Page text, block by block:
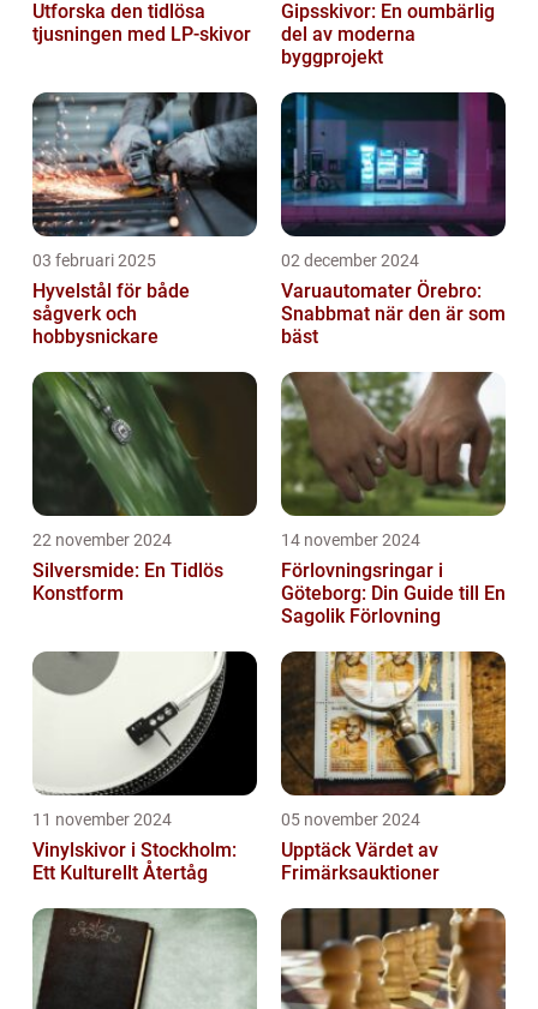
Utforska den tidlösa
tjusningen med LP-skivor
Gipsskivor: En oumbärlig
del av moderna
byggprojekt
03 februari 2025
Hyvelstål för både
sågverk och
hobbysnickare
02 december 2024
Varuautomater Örebro:
Snabbmat när den är som
bäst
22 november 2024
Silversmide: En Tidlös
Konstform
14 november 2024
Förlovningsringar i
Göteborg: Din Guide till En
Sagolik Förlovning
11 november 2024
Vinylskivor i Stockholm:
Ett Kulturellt Återtåg
05 november 2024
Upptäck Värdet av
Frimärksauktioner